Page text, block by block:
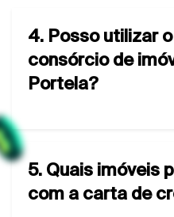
4. Posso utilizar
consórcio de
Portela?
5. Quais imóveis
com a carta de